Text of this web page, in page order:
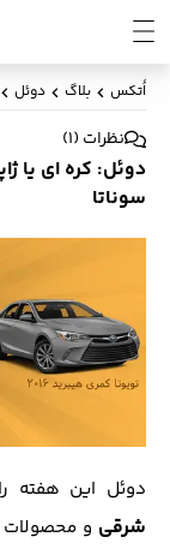
اُتکس بلاگ دوئل
نظرات (
1
)
دوئل: کره ای یا
سوناتا
دوئل این هفته
شرقی و